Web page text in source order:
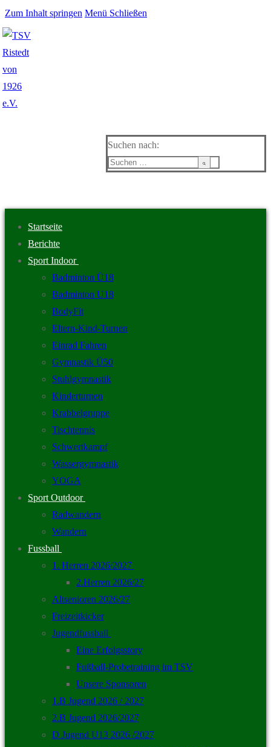
Zum Inhalt springen Menü Schließen
Suchen nach:
Startseite
Berichte
Sport Indoor
Badminton Ü18
Badminton U18
BodyFit
Eltern-Kind-Turnen
Einrad Fahren
Gymnastik Ü50
Stuhlgymnastik
Kinderturnen
Krabbelgruppe
Tischtennis
Schwertkampf
Wassergymnastik
YOGA
Sport Outdoor
Radwandern
Wandern
Fussball
1. Herren 2026/2027
2.Herren 2026/27
Altsenioren 2026/27
Freizeitkicker
Jugendfussball
Eine Erfolgsstory
Fußball-Probetraining im TSV
Unsere Sponsoren
1.B Jugend 2026 / 2027
2.B Jugend 2026/2027
D Jugend U13 2026 /2027